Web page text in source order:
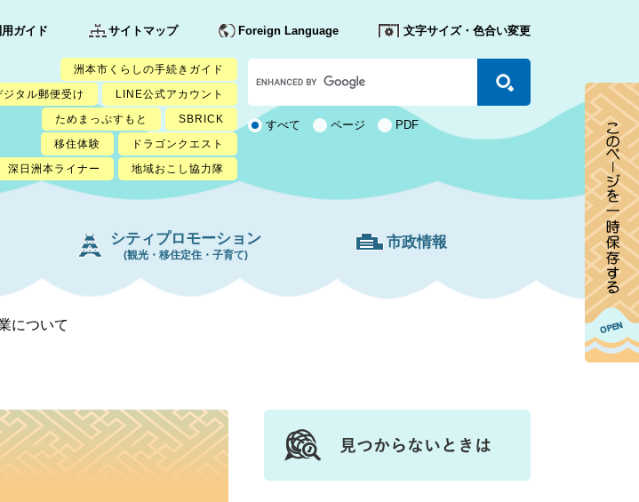
ガイド サイトマップ Foreign Language 文字サイズ・色合い変更
洲本市くらしの手続きガイド
ジタル郵便受け
LINE公式アカウント
ためまっぷすもと
SBRICK
移住体験
ドラゴンクエスト
深日洲本ライナー
地域おこし協力隊
カ
ス
タ
ム
検 すべて ページ PDF
シティプロモーション
(観光・移住定住・子育て)
市政情報
について